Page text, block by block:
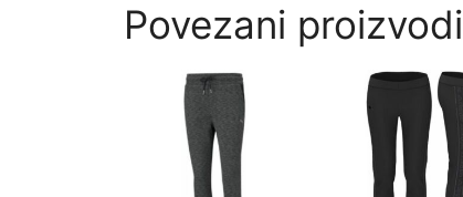
Povezani proizvodi